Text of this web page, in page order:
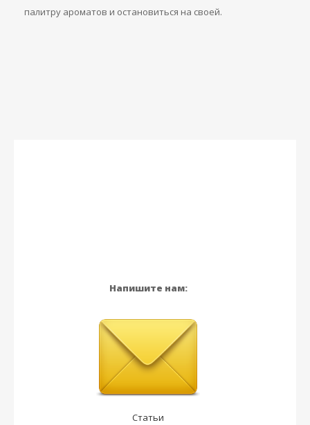
палитру ароматов и остановиться на своей.
Напишите нам:
Статьи